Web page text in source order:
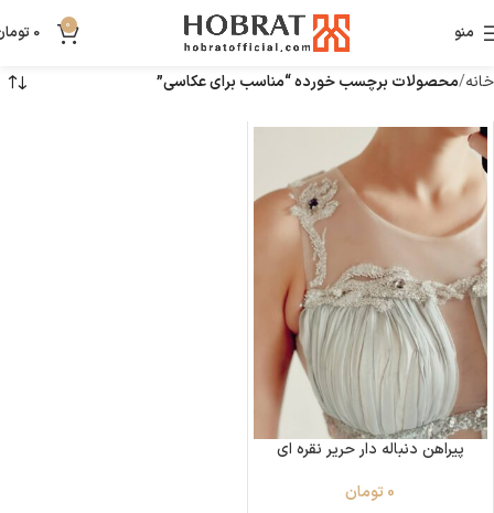
منو 0
0
خانه محصولات برچسب خورده “مناسب برای عکاسی”
پیراهن دنباله دار حریر نقره ای
0 تومان